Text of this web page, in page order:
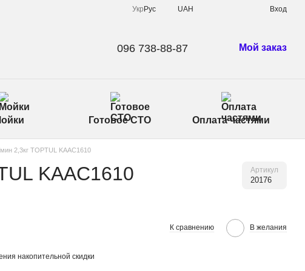
Укр Рус UAH Вход
096 738-88-87 Мой заказ
Готовое СТО Оплата частями
2,3кг TOPTUL KAAC1610
KAAC1610 Артикул
20176
К сравнению В желания
накопительной скидки